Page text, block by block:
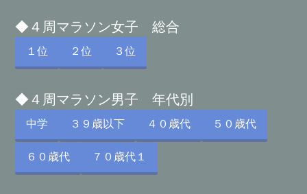
◆４周マラソン女子 総合
１位 ２位 ３位
◆４周マラソン男子 年代別
中学 ３９歳以下 ４０歳代 ５０歳代
６０歳代 ７０歳代１